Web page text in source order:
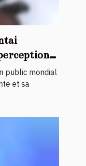
?
public mondial
et sa